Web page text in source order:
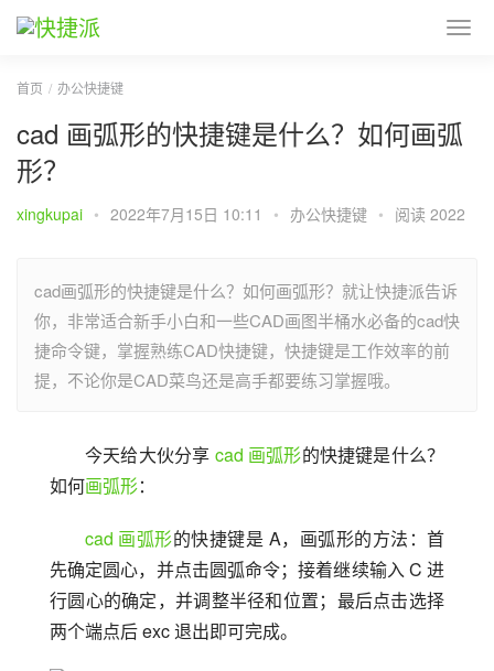
首页 办公快捷键
cad 画弧形的快捷键是什么？如何画弧
形？
xingkupai • 2022年7月15日 10:11 • 办公快捷键 • 阅读 2022
cad画弧形的快捷键是什么？如何画弧形？就让快捷派告诉
你，非常适合新手小白和一些CAD画图半桶水必备的cad快
捷命令键，掌握熟练CAD快捷键，快捷键是工作效率的前
提，不论你是CAD菜鸟还是高手都要练习掌握哦。
今天给大伙分享 cad 画弧形的快捷键是什么？
如何画弧形：
cad 画弧形的快捷键是 A，画弧形的方法：首
先确定圆心，并点击圆弧命令；接着继续输入 C 进
行圆心的确定，并调整半径和位置；最后点击选择
两个端点后 exc 退出即可完成。